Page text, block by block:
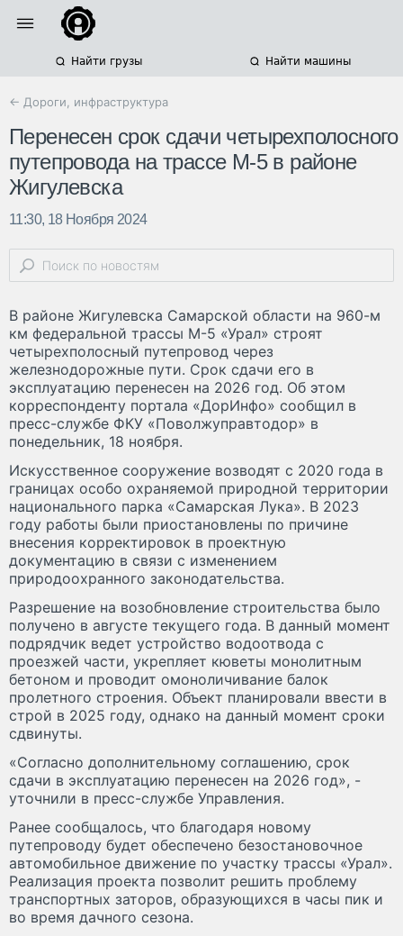
Найти грузы Найти машины
← Дороги, инфраструктура
Перенесен срок сдачи четырехполосного
путепровода на трассе М-5 в районе
Жигулевска
11:30, 18 Ноября 2024
В районе Жигулевска Самарской области на 960-м
км федеральной трассы М-5 «Урал» строят
четырехполосный путепровод через
железнодорожные пути. Срок сдачи его в
эксплуатацию перенесен на 2026 год. Об этом
корреспонденту портала «ДорИнфо» сообщил в
пресс-службе ФКУ «Поволжуправтодор» в
понедельник, 18 ноября.
Искусственное сооружение возводят с 2020 года в
границах особо охраняемой природной территории
национального парка «Самарская Лука». В 2023
году работы были приостановлены по причине
внесения корректировок в проектную
документацию в связи с изменением
природоохранного законодательства.
Разрешение на возобновление строительства было
получено в августе текущего года. В данный момент
подрядчик ведет устройство водоотвода с
проезжей части, укрепляет кюветы монолитным
бетоном и проводит омоноличивание балок
пролетного строения. Объект планировали ввести в
строй в 2025 году, однако на данный момент сроки
сдвинуты.
«Согласно дополнительному соглашению, срок
сдачи в эксплуатацию перенесен на 2026 год», -
уточнили в пресс-службе Управления.
Ранее сообщалось, что благодаря новому
путепроводу будет обеспечено безостановочное
автомобильное движение по участку трассы «Урал».
Реализация проекта позволит решить проблему
транспортных заторов, образующихся в часы пик и
во время дачного сезона.